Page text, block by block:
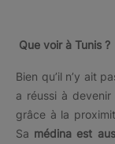
Que voir à Tunis ?
Bien qu’il n’y ait
a réussi à
grâce à la
Sa médina est